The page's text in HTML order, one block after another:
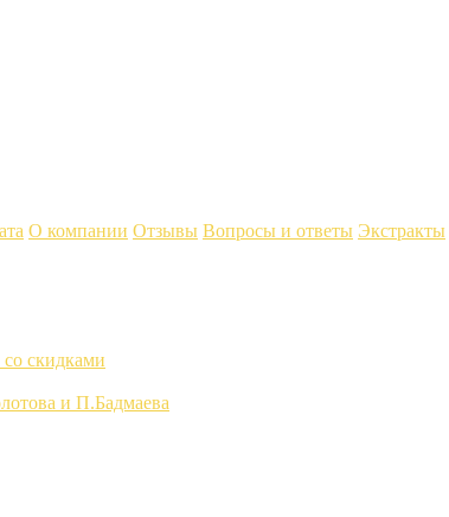
О компании Отзывы Вопросы и ответы Экстракты
скидками
и П.Бадмаева